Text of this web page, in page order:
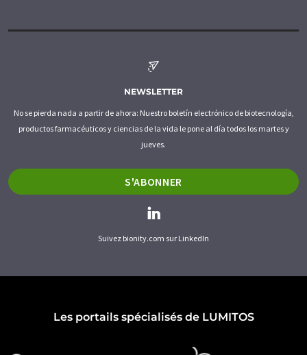
NEWSLETTER
No se pierda nada a partir de ahora: Nuestro boletín electrónico de biotecnología,
productos farmacéuticos y ciencias de la vida le pone al día todos los martes y
jueves.
S'ABONNER
Suivez bionity.com sur LinkedIn
Les portails spécialisés de LUMITOS